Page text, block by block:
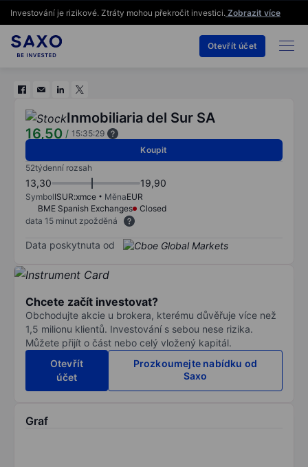
Investování je rizikové. Ztráty mohou překročit investici. Zobrazit více
Otevřít účet
Inmobiliaria del Sur SA
16,50 / 15:35:29
Koupit
52týdenní rozsah
13,30 19,90
SymbolISUR:xmce MěnaEUR
BME Spanish Exchanges
Closed
data 15 minut zpožděná
Data poskytnuta od
Chcete začít investovat?
Obchodujte akcie u brokera, kterému důvěřuje více než
1,5 milionu klientů. Investování s sebou nese rizika.
Můžete přijít o část nebo celý vložený kapitál.
Otevřít
účet
Prozkoumejte nabídku od
Saxo
Graf